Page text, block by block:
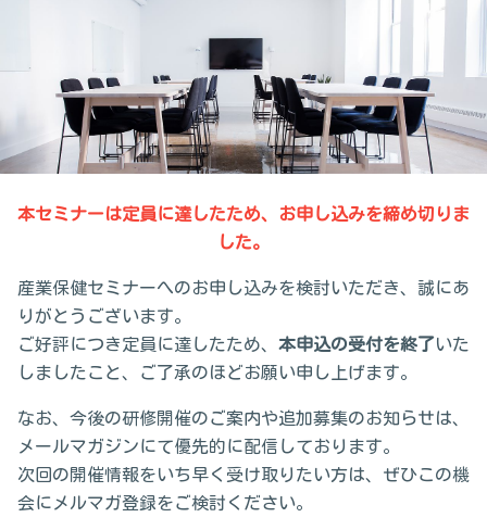
本セミナーは定員に達したため、お申し込みを締め切りま
した。
産業保健セミナーへのお申し込みを検討いただき、誠にあ
りがとうございます。
ご好評につき定員に達したため、 本申込の受付を終了いた
しましたこと、ご了承のほどお願い申し上げます。
なお、今後の研修開催のご案内や追加募集のお知らせは、
メールマガジンにて優先的に配信しております。
次回の開催情報をいち早く受け取りたい方は、ぜひこの機
会にメルマガ登録をご検討ください。